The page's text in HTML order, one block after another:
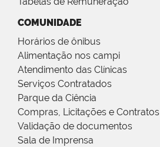
COMUNIDADE
Horários de ônibus
Alimentação nos campi
Atendimento das Clínicas
Serviços Contratados
Parque da Ciência
Compras, Licitações e Contratos
Validação de documentos
Sala de Imprensa